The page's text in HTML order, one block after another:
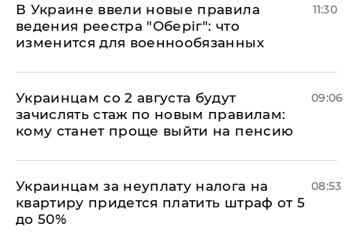
В Украине ввели новые правила
ведения реестра "Оберіг": что
изменится для военнообязанных
11:30
Украинцам со 2 августа будут
зачислять стаж по новым правилам:
кому станет проще выйти на пенсию
09:06
Украинцам за неуплату налога на
квартиру придется платить штраф от 5
до 50%
08:53